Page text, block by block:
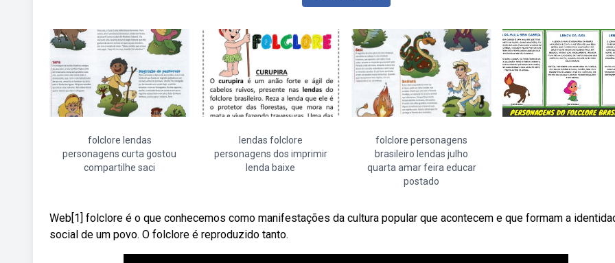
folclore lendas
personagens curta gostou
compartilhe saci
lendas folclore
personagens dos imprimir
lenda baixe
folclore personagens
brasileiro lendas julho
quarta amar feira educar
postado
Web[1] folclore é o que conhecemos como manifestações da cultura popular que acontecem e que formam a
social de um povo. O folclore é reproduzido tanto.